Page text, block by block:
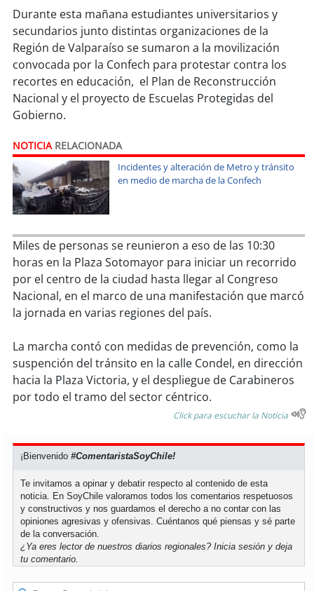
soyiquique
soy calama
soyantofagasta
soycopiapó
soyvalparaíso
soyquillota
soysanantonio
soychillán
soysancarlos
soytalcahuano
soyconcepción
soy coronel
soytemuco
soyvaldivia
soyosorno
soypuertomontt
Durante esta mañana estudiantes universitarios y
secundarios junto distintas organizaciones de la
Región de Valparaíso se sumaron a la movilización
convocada por la Confech para protestar contra los
recortes en educación, el Plan de Reconstrucción
Nacional y el proyecto de Escuelas Protegidas del
Gobierno.
NOTICIARELACIONADA
Incidentes y alteración de Metro y tránsito
en medio de marcha de la Confech
Miles de personas se reunieron a eso de las 10:30
horas en la Plaza Sotomayor para iniciar un recorrido
por el centro de la ciudad hasta llegar al Congreso
Nacional, en el marco de una manifestación que marcó
la jornada en varias regiones del país.
La marcha contó con medidas de prevención, como la
suspención del tránsito en la calle Condel, en dirección
hacia la Plaza Victoria, y el despliegue de Carabineros
por todo el tramo del sector céntrico.
Click para escuchar la Noticia
¡Bienvenido#ComentaristaSoyChile!
Te invitamos a opinar y debatir respecto al contenido de esta
noticia. En SoyChile valoramos todos los comentarios respetuosos
y constructivos y nos guardamos el derecho a no contar con las
opiniones agresivas y ofensivas. Cuéntanos qué piensas y sé parte
de la conversación.
¿Ya eres lector de nuestros diarios regionales?Inicia sesión y deja
tu comentario.